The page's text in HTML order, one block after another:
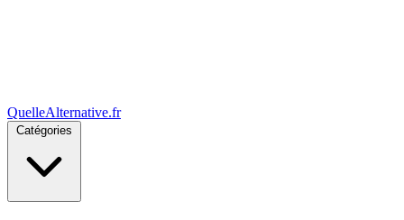
QuelleAlternative.fr